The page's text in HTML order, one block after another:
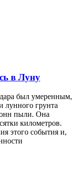
в Луну
был умеренным,
лунного грунта
пыли. Она
километров.
этого события и,